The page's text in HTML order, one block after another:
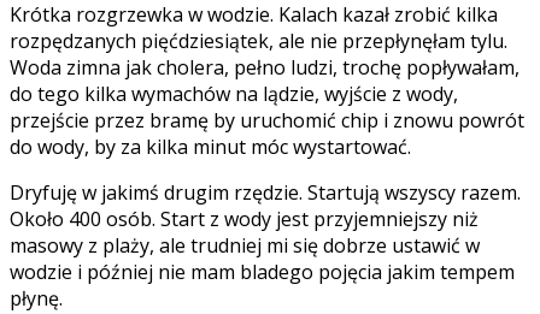
Krótka rozgrzewka w wodzie. Kalach kazał zrobić kilka
rozpędzanych pięćdziesiątek, ale nie przepłynęłam tylu.
Woda zimna jak cholera, pełno ludzi, trochę popływałam,
do tego kilka wymachów na lądzie, wyjście z wody,
przejście przez bramę by uruchomić chip i znowu powrót
do wody, by za kilka minut móc wystartować.
Dryfuję w jakimś drugim rzędzie. Startują wszyscy razem.
Około 400 osób. Start z wody jest przyjemniejszy niż
masowy z plaży, ale trudniej mi się dobrze ustawić w
wodzie i później nie mam bladego pojęcia jakim tempem
płynę.